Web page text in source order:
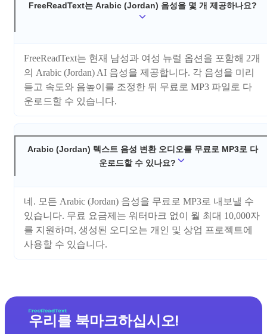
FreeReadText는 Arabic (Jordan) 음성을 몇 개 제공하나요?
FreeReadText는 현재 남성과 여성 뉴럴 옵션을 포함해 2개
의 Arabic (Jordan) AI 음성을 제공합니다. 각 음성을 미리
듣고 속도와 음높이를 조정한 뒤 무료로 MP3 파일로 다
운로드할 수 있습니다.
Arabic (Jordan) 텍스트 음성 변환 오디오를 무료로 MP3로 다
운로드할 수 있나요?
네. 모든 Arabic (Jordan) 음성을 무료로 MP3로 내보낼 수
있습니다. 무료 요금제는 워터마크 없이 월 최대 10,000자
를 지원하며, 생성된 오디오는 개인 및 상업 프로젝트에
사용할 수 있습니다.
우리를 북마크하십시오!